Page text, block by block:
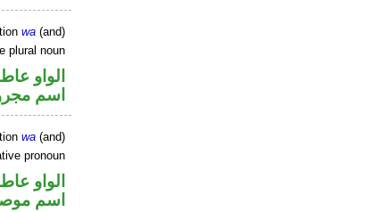
wa (and)
plural noun
الواو
اسم
wa (and)
pronoun
الواو
اسم